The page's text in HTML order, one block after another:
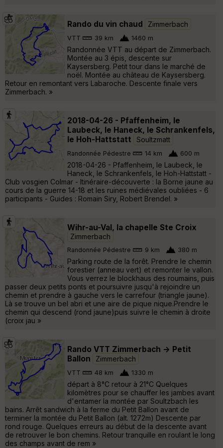
Rando du vin chaud Zimmerbach
VTT 39 km 1460 m
Randonnée VTT au départ de Zimmerbach.
Montée au 3 épis, descente sur
Kaysersberg. Petit tour dans le marché de
noël. Montée au château de Kaysersberg.
Retour en remontant vers Labaroche. Descente finale vers
Zimmerbach. »
2018-04-26 - Pfaffenheim, le
Laubeck, le Haneck, le Schrankenfels,
le Hoh-Hattstatt
Soultzmatt
Randonnée Pédestre 14 km 600 m
2018-04-26 - Pfaffenheim, le Laubeck, le
Haneck, le Schrankenfels, le Hoh-Hattstatt -
Club vosgien Colmar - Itinéraire-découverte : la Borne jaune au
cours de la guerre 14-18 et les ruines médiévales oubliées - 6
participants - Guides : Romain Siry, Robert Brendel. »
Wihr-au-Val, la chapelle Ste Croix
Zimmerbach
Randonnée Pédestre 9 km 380 m
Parking route de la forêt. Prendre le chemin
forestier (anneau vert) et remonter le vallon.
Vous verrez le blockhaus des roumains, puis
passer deux petits ponts et poursuivre jusqu'à rejoindre un
chemin et prendre à gauche vers le carrefour (triangle jaune).
Là se trouve un bel abri et une aire de pique nique.Prendre le
chemin qui descend (rond jaune)puis suivre le chemin à droite
(croix jau »
Rando VTT Zimmerbach -> Petit
Ballon
Zimmerbach
VTT 48 km 1330 m
départ à 8°C retour à 21°C Quelques
kilomètres pour se chauffer les jambes avant
d'entamer la montée par Soultzbach les
bains. Arrêt sandwich à la ferme du Petit Ballon avant de
terminer la montée du Petit Ballon (alt. 1272m) Descente par
rond rouge. Quelques erreurs au début de la descente avant
de retrouver le bon chemins. Retour tranquille en roulant le long
des champs avant de rem »